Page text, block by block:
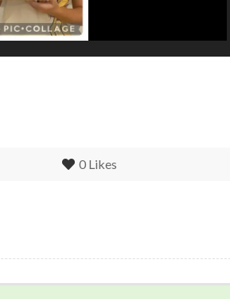
0 Likes